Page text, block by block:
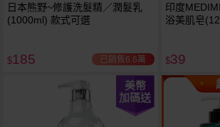
日本熊野~修護洗髮精／潤髮乳
(1000ml) 款式可選
$185 已銷售6.6萬
印度
浴美肌皂
$39
美幣
加碼送